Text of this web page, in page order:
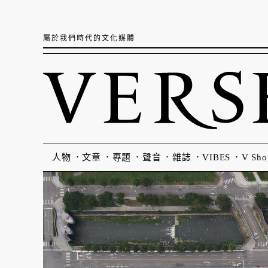
屬於我們時代的文化媒體
人物 文章 專題 聲音 雜誌 VIBES V